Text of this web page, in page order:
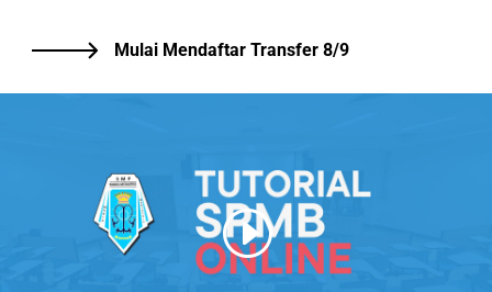
Mulai Mendaftar Transfer 8/9